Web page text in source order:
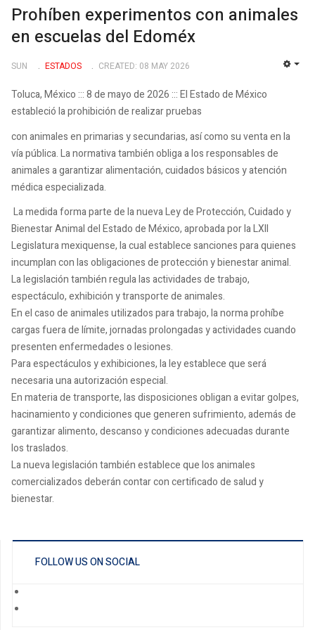
Prohíben experimentos con animales
en escuelas del Edoméx
SUN ESTADOS CREATED: 08 MAY 2026
Toluca, México ::: 8 de mayo de 2026 ::: El Estado de México
estableció la prohibición de realizar pruebas
con animales en primarias y secundarias, así como su venta en la
vía pública. La normativa también obliga a los responsables de
animales a garantizar alimentación, cuidados básicos y atención
médica especializada.
La medida forma parte de la nueva Ley de Protección, Cuidado y
Bienestar Animal del Estado de México, aprobada por la LXII
Legislatura mexiquense, la cual establece sanciones para quienes
incumplan con las obligaciones de protección y bienestar animal.
La legislación también regula las actividades de trabajo,
espectáculo, exhibición y transporte de animales.
En el caso de animales utilizados para trabajo, la norma prohíbe
cargas fuera de límite, jornadas prolongadas y actividades cuando
presenten enfermedades o lesiones.
Para espectáculos y exhibiciones, la ley establece que será
necesaria una autorización especial.
En materia de transporte, las disposiciones obligan a evitar golpes,
hacinamiento y condiciones que generen sufrimiento, además de
garantizar alimento, descanso y condiciones adecuadas durante
los traslados.
La nueva legislación también establece que los animales
comercializados deberán contar con certificado de salud y
bienestar.
FOLLOW US ON SOCIAL